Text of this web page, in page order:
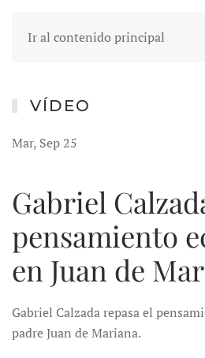
Ir al contenido principal
VÍDEO
Mar, Sep 25
Gabriel
pensamiento
en Juan de
Gabriel Calzada repasa el
padre Juan de Mariana.